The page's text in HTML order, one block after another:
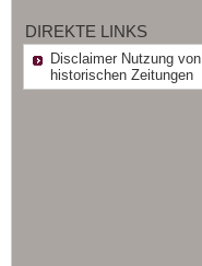
DIREKTE LINKS
Disclaimer Nutzung von
historischen Zeitungen